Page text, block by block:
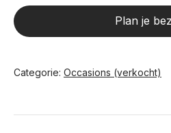
Plan je
Categorie: Occasions (verkocht)